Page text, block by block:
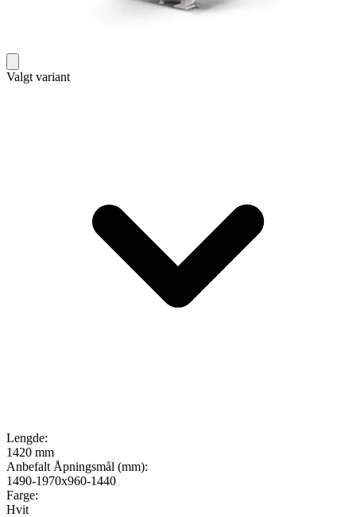
Valgt variant
Lengde:
1420 mm
Anbefalt Åpningsmål (mm):
1490-1970x960-1440
Farge:
Hvit